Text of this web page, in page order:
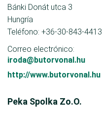
Bánki Donát utca 3
Hungría
Teléfono: +36-30-843-4413
Correo electrónico:
iroda@butorvonal.hu
http://www.butorvonal.hu
Peka Spolka Zo.O.